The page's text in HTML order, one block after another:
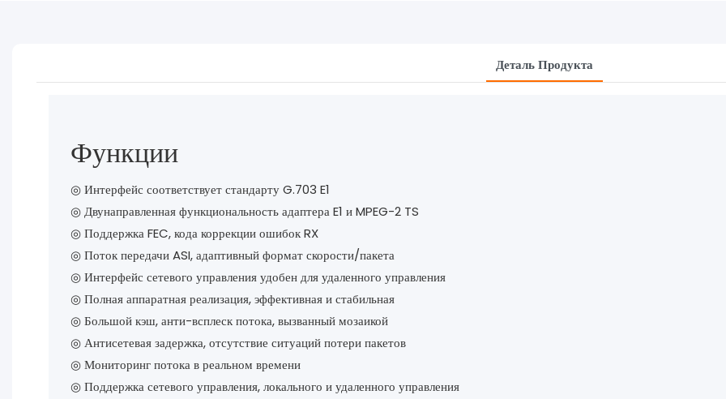
Деталь Продукта
Функции
◎ Интерфейс соответствует стандарту G.703 E1
◎ Двунаправленная функциональность адаптера E1 и MPEG-2 TS
◎ Поддержка FEC, кода коррекции ошибок RX
◎ Поток передачи ASI, адаптивный формат скорости/пакета
◎ Интерфейс сетевого управления удобен для удаленного управления
◎ Полная аппаратная реализация, эффективная и стабильная
◎ Большой кэш, анти-всплеск потока, вызванный мозаикой
◎ Антисетевая задержка, отсутствие ситуаций потери пакетов
◎ Мониторинг потока в реальном времени
◎ Поддержка сетевого управления, локального и удаленного управления